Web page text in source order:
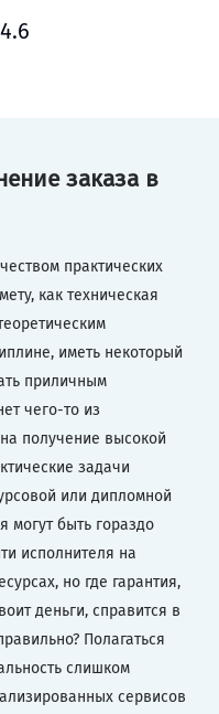
заказа в
практических
как техническая
иметь некоторый
приличным
чего-то из
получение высокой
задачи
или дипломной
могут быть гораздо
исполнителя на
но где гарантия,
деньги, справится в
Полагаться
слишком
сервисов